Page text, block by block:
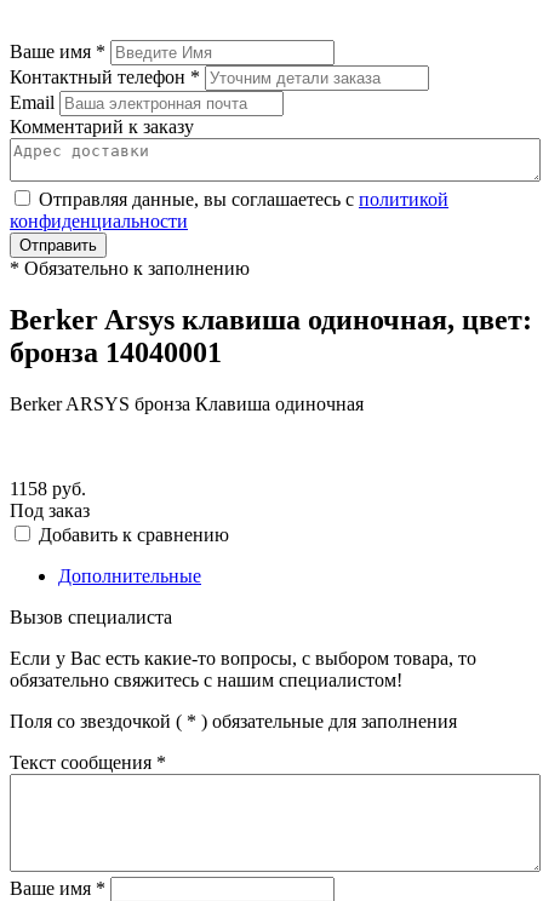
Ваше имя *
Контактный телефон *
Email
Комментарий к заказу
Отправляя данные, вы соглашаетесь с политикой
конфиденциальности
Отправить
* Обязательно к заполнению
Berker Arsys клавиша одиночная, цвет:
бронза 14040001
Berker ARSYS бронза Клавиша одиночная
1158 руб.
Под заказ
Добавить к сравнению
Дополнительные
Вызов специалиста
Если у Вас есть какие-то вопросы, с выбором товара, то
обязательно свяжитесь с нашим специалистом!
Поля со звездочкой ( * ) обязательные для заполнения
Текст сообщения *
Ваше имя *